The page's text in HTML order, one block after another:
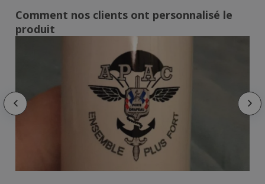
Comment nos clients ont personnalisé le
produit